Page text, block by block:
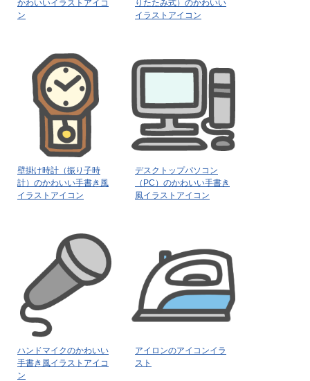
かわいいイラストアイコ
ン
りたたみ式）のかわいい
イラストアイコン
壁掛け時計（振り子時
計）のかわいい手書き風
イラストアイコン
デスクトップパソコン
（PC）のかわいい手書き
風イラストアイコン
ハンドマイクのかわいい
手書き風イラストアイコ
ン
アイロンのアイコンイラ
スト